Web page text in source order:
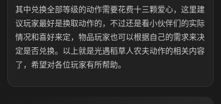
其中兑换全部等级的动作需要花费十三颗爱心，这里建
议玩家最好是换取动作的，不过还是看小伙伴们的实际
情况和喜好来定，物品玩家也可以根据自己的需求来决
定是否兑换。以上就是光遇稻草人农夫动作的相关内容
了，希望对各位玩家有所帮助。